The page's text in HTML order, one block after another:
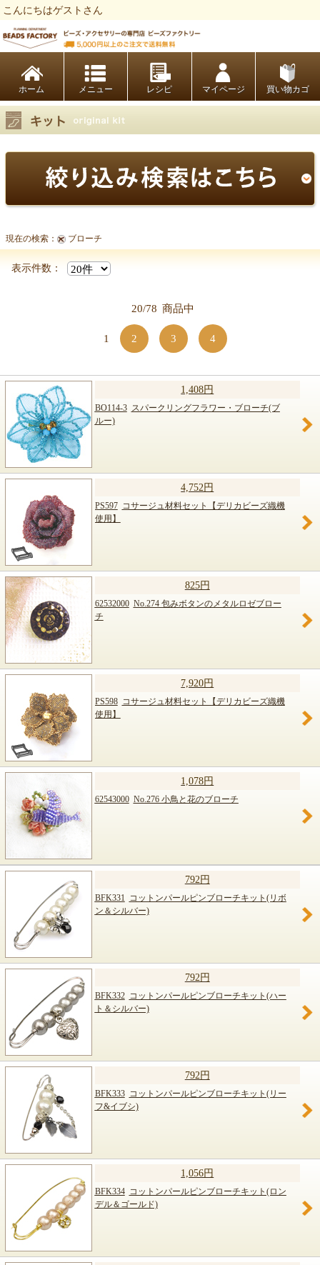
こんにちはゲストさん
ホーム レシピ マイページ 買い物カゴ
現在の検索： ブローチ
表示件数：
20/78 商品中
1 2 3 4
1,408円
BO114-3 スパークリングフラワー・ブローチ(ブ
ルー)
4,752円
PS597 コサージュ材料セット【デリカビーズ織機
使用】
825円
62532000 No.274 包みボタンのメタルロゼブロー
チ
7,920円
PS598 コサージュ材料セット【デリカビーズ織機
使用】
1,078円
62543000 No.276 小鳥と花のブローチ
792円
BFK331 コットンパールピンブローチキット(リボ
ン＆シルバー)
792円
BFK332 コットンパールピンブローチキット(ハー
ト＆シルバー)
792円
BFK333 コットンパールピンブローチキット(リー
フ&イブシ)
1,056円
BFK334 コットンパールピンブローチキット(ロン
デル＆ゴールド)